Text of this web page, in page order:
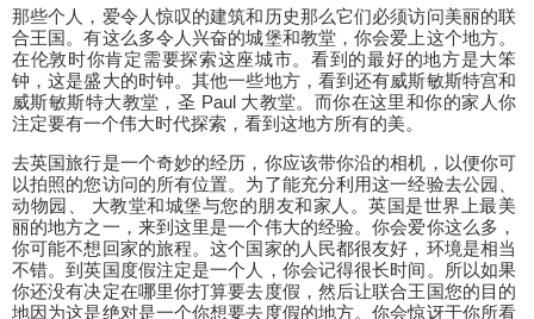
那些个人，爱令人惊叹的建筑和历史那么它们必须访问美丽的联
合王国。有这么多令人兴奋的城堡和教堂，你会爱上这个地方。
在伦敦时你肯定需要探索这座城市。看到的最好的地方是大笨
钟，这是盛大的时钟。其他一些地方，看到还有威斯敏斯特宫和
威斯敏斯特大教堂，圣 Paul 大教堂。而你在这里和你的家人你
注定要有一个伟大时代探索，看到这地方所有的美。
去英国旅行是一个奇妙的经历，你应该带你沿的相机，以便你可
以拍照的您访问的所有位置。为了能充分利用这一经验去公园、
动物园、 大教堂和城堡与您的朋友和家人。英国是世界上最美
丽的地方之一，来到这里是一个伟大的经验。你会爱你这么多，
你可能不想回家的旅程。这个国家的人民都很友好，环境是相当
不错。到英国度假注定是一个人，你会记得很长时间。所以如果
你还没有决定在哪里你打算要去度假，然后让联合王国您的目的
地因为这是绝对是一个你想要去度假的地方。你会惊讶于你所看